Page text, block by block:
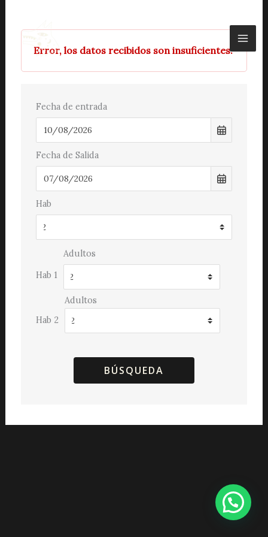
contenido
Error, los datos recibidos son insuficientes.
Fecha de entrada
Fecha de Salida
Hab
Hab 1
Adultos
Hab 2
Adultos
BÚSQUEDA